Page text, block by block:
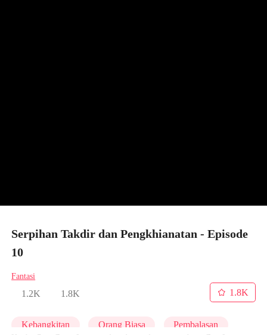
Serpihan Takdir dan Pengkhianatan - Episode
10
Fantasi
1.2K 1.8K
1.8K
Kebangkitan Orang Biasa Pembalasan